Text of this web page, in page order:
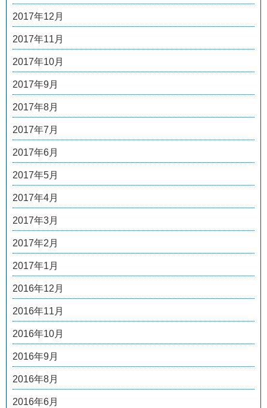
2017年12月
2017年11月
2017年10月
2017年9月
2017年8月
2017年7月
2017年6月
2017年5月
2017年4月
2017年3月
2017年2月
2017年1月
2016年12月
2016年11月
2016年10月
2016年9月
2016年8月
2016年6月